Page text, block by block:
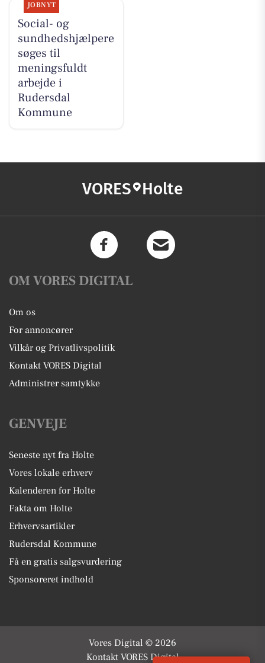
JOBNYT
Social- og
sundhedshjælpere
søges til
meningsfuldt
arbejde i
Rudersdal
Kommune
VORES Holte
OM VORES DIGITAL
Om os
For annoncører
Vilkår og Privatlivspolitik
Kontakt VORES Digital
Administrer samtykke
GENVEJE
Seneste nyt fra Holte
Vores lokale erhverv
Kalenderen for Holte
Fakta om Holte
Erhvervsartikler
Rudersdal Kommune
Få en gratis salgsvurdering
Sponsoreret indhold
Vores Digital © 2026
Kontakt VORES Digital